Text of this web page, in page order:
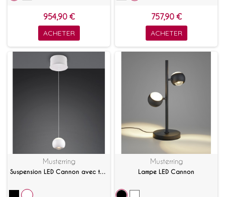
954,90 €
ACHETER
757,90 €
ACHETER
Musterring
Suspension LED Cannon avec télécommande
Musterring
Lampe LED Cannon